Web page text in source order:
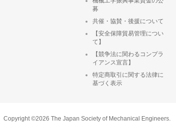
募
共催・協賛・後援について
【安全保障貿易管理につい
て】
【競争法に関わるコンプラ
イアンス宣言】
特定商取引に関する法律に
基づく表示
Copyright ©2026 The Japan Society of Mechanical Engineers.